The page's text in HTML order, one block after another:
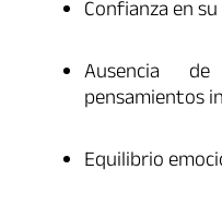
Confianza en
Ausencia
pensamientos
Equilibrio